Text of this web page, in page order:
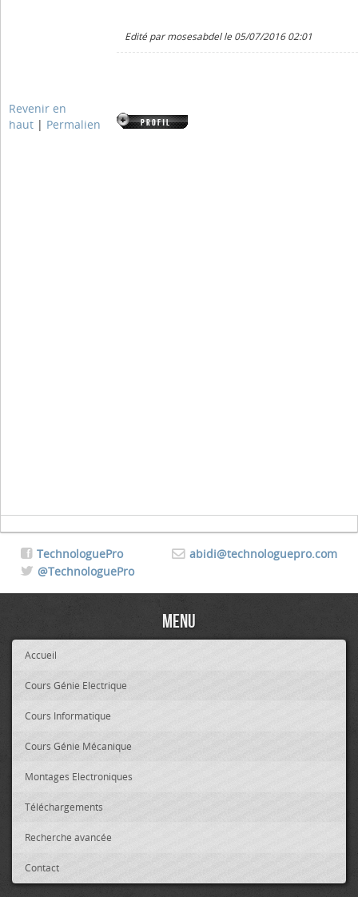
Edité par mosesabdel le 05/07/2016 02:01
Revenir en
haut | Permalien
abidi@technologuepro.com
TechnologuePro
@TechnologuePro
Menu
Accueil
Cours Génie Electrique
Cours Informatique
Cours Génie Mécanique
Montages Electroniques
Téléchargements
Recherche avancée
Contact